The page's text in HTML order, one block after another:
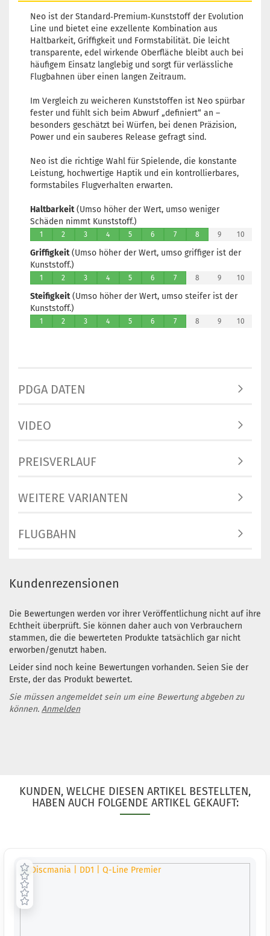
Neo ist der Standard‑Premium‑Kunststoff der Evolution
Line und bietet eine exzellente Kombination aus
Haltbarkeit, Griffigkeit und Formstabilität. Die leicht
transparente, edel wirkende Oberfläche bleibt auch bei
häufigem Einsatz langlebig und sorgt für verlässliche
Flugbahnen über einen langen Zeitraum.
Im Vergleich zu weicheren Kunststoffen ist Neo spürbar
fester und fühlt sich beim Abwurf „definiert“ an –
besonders geschätzt bei Würfen, bei denen Präzision,
Power und ein sauberes Release gefragt sind.
Neo ist die richtige Wahl für Spielende, die konstante
Leistung, hochwertige Haptik und ein kontrollierbares,
formstabiles Flugverhalten erwarten.
Haltbarkeit(Umso höher der Wert, umso weniger
Schäden nimmt Kunststoff.)
1 2 3 4 5 6 7 8 9 10
Griffigkeit(Umso höher der Wert, umso griffiger ist der
Kunststoff.)
1 2 3 4 5 6 7 8 9 10
Steifigkeit(Umso höher der Wert, umso steifer ist der
Kunststoff.)
1 2 3 4 5 6 7 8 9 10
PDGA DATEN
VIDEO
PREISVERLAUF
WEITERE VARIANTEN
FLUGBAHN
Kundenrezensionen
Die Bewertungen werden vor ihrer Veröffentlichung nicht auf ihre
Echtheit überprüft. Sie können daher auch von Verbrauchern
stammen, die die bewerteten Produkte tatsächlich gar nicht
erworben/genutzt haben.
Leider sind noch keine Bewertungen vorhanden. Seien Sie der
Erste, der das Produkt bewertet.
Sie müssen angemeldet sein um eine Bewertung abgeben zu
können. Anmelden
KUNDEN, WELCHE DIESEN ARTIKEL BESTELLTEN,
HABEN AUCH FOLGENDE ARTIKEL GEKAUFT: